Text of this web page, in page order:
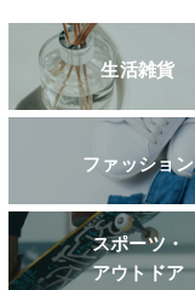
生活雑貨
ファッション
スポーツ・
アウトドア